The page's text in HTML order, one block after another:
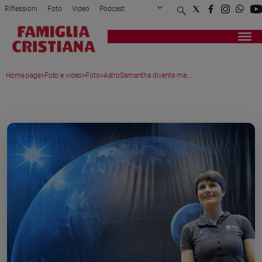
Attualità
Cronaca
Economia
giustizia
Interviste
Papa
Papa
Riflessioni Foto Video Podcast
Privacy Policy Chi siamo
Registrati Redazione
Home page>Foto e video>Foto>AstroSamantha diventa ma...